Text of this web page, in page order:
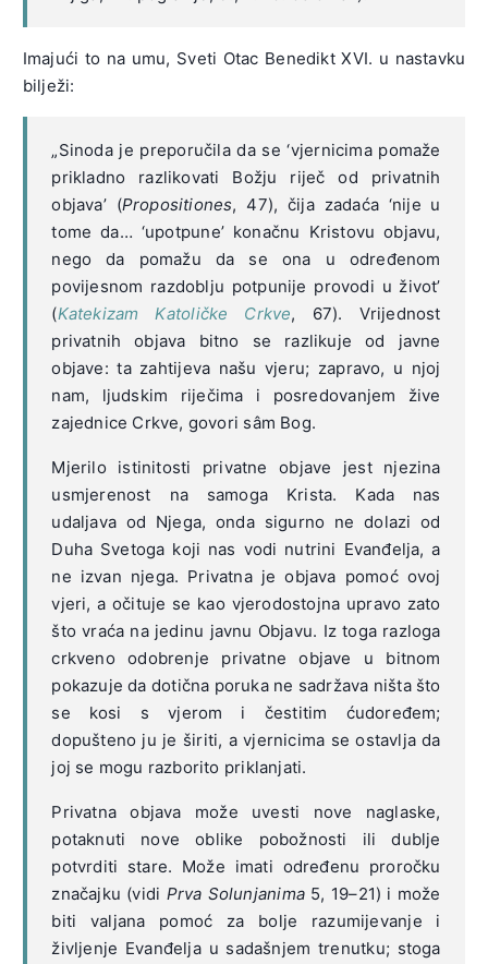
Imajući to na umu, Sveti Otac Benedikt XVI. u nastavku
bilježi:
„Sinoda je preporučila da se ‘vjernicima pomaže
prikladno razlikovati Božju riječ od privatnih
objava’ (Propositiones, 47), čija zadaća ‘nije u
tome da… ‘upotpune’ konačnu Kristovu objavu,
nego da pomažu da se ona u određenom
povijesnom razdoblju potpunije provodi u život’
(Katekizam Katoličke Crkve, 67). Vrijednost
privatnih objava bitno se razlikuje od javne
objave: ta zahtijeva našu vjeru; zapravo, u njoj
nam, ljudskim riječima i posredovanjem žive
zajednice Crkve, govori sâm Bog.
Mjerilo istinitosti privatne objave jest njezina
usmjerenost na samoga Krista. Kada nas
udaljava od Njega, onda sigurno ne dolazi od
Duha Svetoga koji nas vodi nutrini Evanđelja, a
ne izvan njega. Privatna je objava pomoć ovoj
vjeri, a očituje se kao vjerodostojna upravo zato
što vraća na jedinu javnu Objavu. Iz toga razloga
crkveno odobrenje privatne objave u bitnom
pokazuje da dotična poruka ne sadržava ništa što
se kosi s vjerom i čestitim ćudoređem;
dopušteno ju je širiti, a vjernicima se ostavlja da
joj se mogu razborito priklanjati.
Privatna objava može uvesti nove naglaske,
potaknuti nove oblike pobožnosti ili dublje
potvrditi stare. Može imati određenu proročku
značajku (vidi Prva Solunjanima5, 19–21) i može
biti valjana pomoć za bolje razumijevanje i
življenje Evanđelja u sadašnjem trenutku; stoga